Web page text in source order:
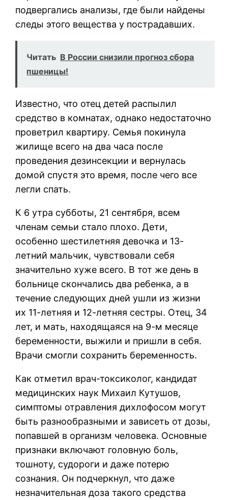
подвергались анализы, где были найдены
следы этого вещества у пострадавших.
Читать В России снизили прогноз сбора
пшеницы!
Известно, что отец детей распылил
средство в комнатах, однако недостаточно
проветрил квартиру. Семья покинула
жилище всего на два часа после
проведения дезинсекции и вернулась
домой спустя это время, после чего все
легли спать.
К 6 утра субботы, 21 сентября, всем
членам семьи стало плохо. Дети,
особенно шестилетняя девочка и 13-
летний мальчик, чувствовали себя
значительно хуже всего. В тот же день в
больнице скончались два ребенка, а в
течение следующих дней ушли из жизни
их 11-летняя и 12-летняя сестры. Отец, 34
лет, и мать, находящаяся на 9-м месяце
беременности, выжили и пришли в себя.
Врачи смогли сохранить беременность.
Как отметил врач-токсиколог, кандидат
медицинских наук Михаил Кутушов,
симптомы отравления дихлофосом могут
быть разнообразными и зависеть от дозы,
попавшей в организм человека. Основные
признаки включают головную боль,
тошноту, судороги и даже потерю
сознания. Он подчеркнул, что даже
незначительная доза такого средства